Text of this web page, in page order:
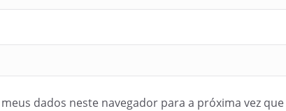
meus dados neste navegador para a próxima vez